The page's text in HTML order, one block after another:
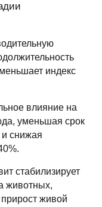
индекс
влияние на
уменьшая срок
снижая
стабилизирует
животных,
живой